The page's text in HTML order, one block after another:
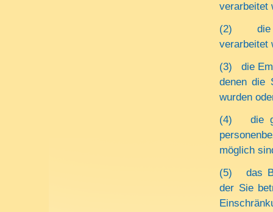
verarbeitet
(2) die
verarbeitet
(3) die
denen die
wurden
(4) die
möglich
(5) das
der Sie